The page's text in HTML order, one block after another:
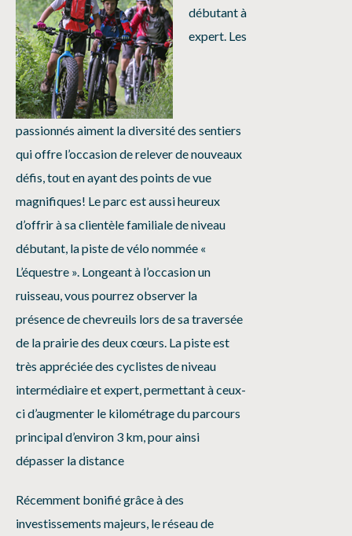
débutant à
expert. Les
passionnés aiment la diversité des sentiers
qui offre l’occasion de relever de nouveaux
défis, tout en ayant des points de vue
magnifiques! Le parc est aussi heureux
d’offrir à sa clientèle familiale de niveau
débutant, la piste de vélo nommée «
L’équestre ». Longeant à l’occasion un
ruisseau, vous pourrez observer la
présence de chevreuils lors de sa traversée
de la prairie des deux cœurs. La piste est
très appréciée des cyclistes de niveau
intermédiaire et expert, permettant à ceux-
ci d’augmenter le kilométrage du parcours
principal d’environ 3 km, pour ainsi
dépasser la distance
Récemment bonifié grâce à des
investissements majeurs, le réseau de